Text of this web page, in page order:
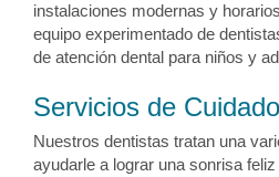
instalaciones modernas y
equipo experimentado de
de atención dental para niños y
Servicios de
Nuestros dentistas tratan una
ayudarle a lograr una sonrisa